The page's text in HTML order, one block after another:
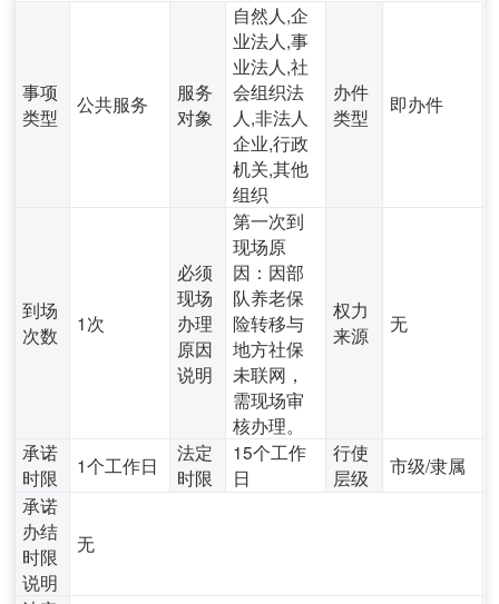
事项
类型
公共服务
服务
对象
自然人,企
业法人,事
业法人,社
会组织法
人,非法人
企业,行政
机关,其他
组织
办件
类型
即办件
到场
次数
1次
必须
现场
办理
原因
说明
第一次到
现场原
因：因部
队养老保
险转移与
地方社保
未联网，
需现场审
核办理。
权力
来源
无
承诺
时限
1个工作日
法定
时限
15个工作
日
行使
层级
市级/隶属
承诺
办结
时限
说明
无